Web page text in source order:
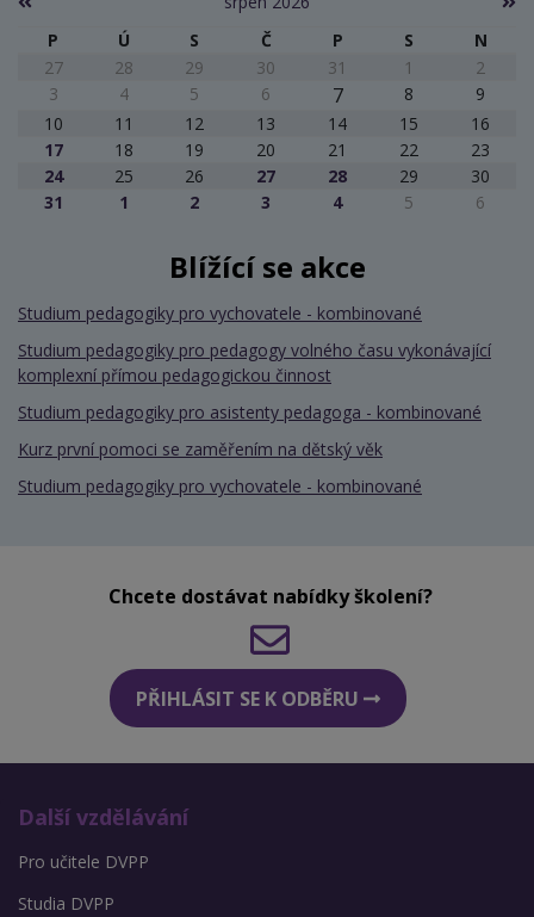
P
Ú S Č P S
N
27
28 29 30 31 1
2
3
4 5 6 7 8
9
10
11 12 13 14 15
16
17
18 19 20 21 22
23
24
25 26 27 28 29
30
31
1 2 3 4 5 6
Blížící se akce
Studium pedagogiky pro vychovatele - kombinované
Studium pedagogiky pro pedagogy volného času vykonávající
komplexní přímou pedagogickou činnost
Studium pedagogiky pro asistenty pedagoga - kombinované
Kurz první pomoci se zaměřením na dětský věk
Studium pedagogiky pro vychovatele - kombinované
Chcete dostávat nabídky školení?
PŘIHLÁSIT SE K ODBĚRU
Další vzdělávání
Pro učitele DVPP
Studia DVPP